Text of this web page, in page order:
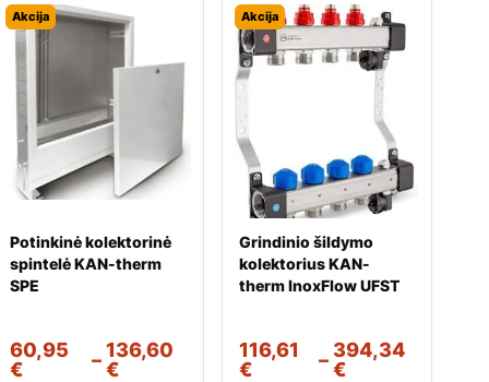
Akcija
Potinkinė kolektorinė
spintelė KAN-therm
SPE
60,95
€
– 136,60
€
Akcija
Grindinio šildymo
kolektorius KAN-
therm InoxFlow UFST
116,61
€
– 394,34
€